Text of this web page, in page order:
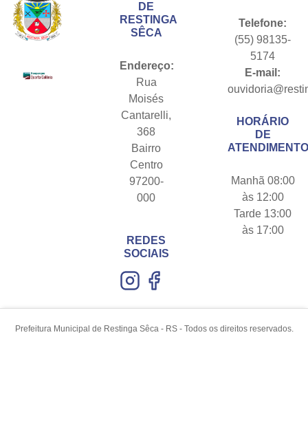
DE
RESTINGA
SÊCA
Endereço:
Rua
Moisés
Cantarelli,
368
Bairro
Centro
97200-
000
REDES
SOCIAIS
Telefone:
(55) 98135-
5174
E-mail:
HORÁRIO
DE
Manhã 08:00
às 12:00
Tarde 13:00
às 17:00
Prefeitura Municipal de Restinga Sêca - RS - Todos os direitos reservados.